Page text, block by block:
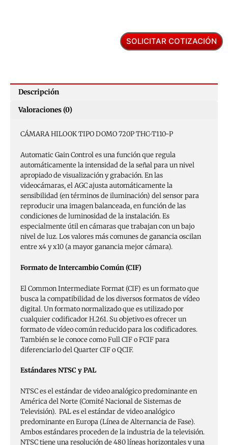
SOLICITAR COTIZACIÓN
Descripción
Valoraciones (0)
CÁMARA HILOOK TIPO DOMO 720P THC-T110-P
Automatic Gain Control es una función que regula
automáticamente la intensidad de la señal para un nivel
apropiado de visualización y grabación. En las
videocámaras, el AGC ajusta automáticamente la
sensibilidad (en términos de iluminación) del sensor para
reproducir una imagen balanceada, en función de las
condiciones de luminosidad de la instalación. Es
especialmente útil en cámaras que trabajan con un bajo
nivel de luz. Los valores más comunes de ganancia oscilan
entre x4 y x10 (a mayor ganancia mejor cámara).
Formato de Intercambio Común (CIF)
El Common Intermediate Format (CIF) es un formato que
busca la compatibilidad de los diversos formatos de vídeo
digital. Un formato normalizado que es utilizado por
cualquier codificador H.261. Su objetivo es ofrecer un
formato de vídeo común reducido para los codificadores.
También se le conoce como Full CIF o FCIF para
diferenciarlo del Quarter CIF o QCIF.
Estándares NTSC y PAL
NTSC es el estándar de video analógico predominante en
América del Norte (Comité Nacional de Sistemas de
Televisión). PAL es el estándar de video analógico
predominante en Europa (Línea de Alternancia de Fase).
Ambos estándares proceden de la industria de la televisión.
NTSC tiene una resolución de 480 líneas horizontales y una